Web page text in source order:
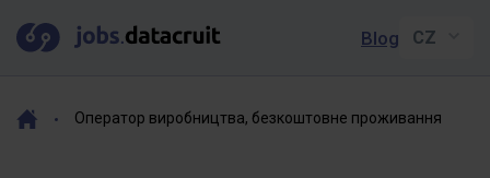
Blog
Оператор виробництва, безкоштовне проживання